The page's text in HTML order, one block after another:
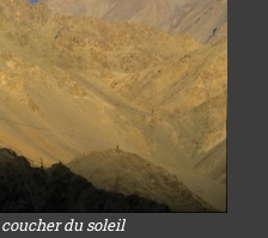
du soleil